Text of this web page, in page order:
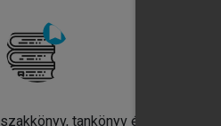
szakkönyv, tankönyv és